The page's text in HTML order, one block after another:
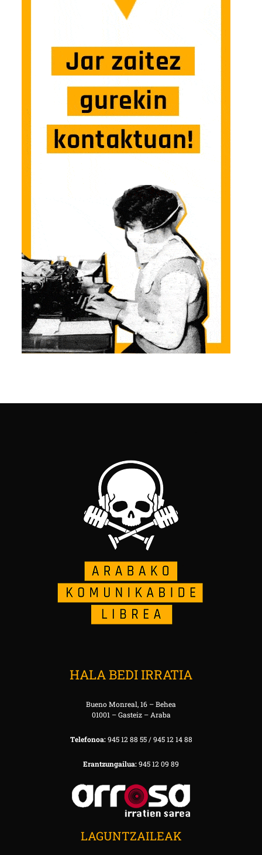
HALA BEDI IRRATIA
Bueno Monreal, 16 – Behea
01001 – Gasteiz – Araba
Telefonoa:945 12 88 55 / 945 12 14 88
Erantzungailua:945 12 09 89
LAGUNTZAILEAK